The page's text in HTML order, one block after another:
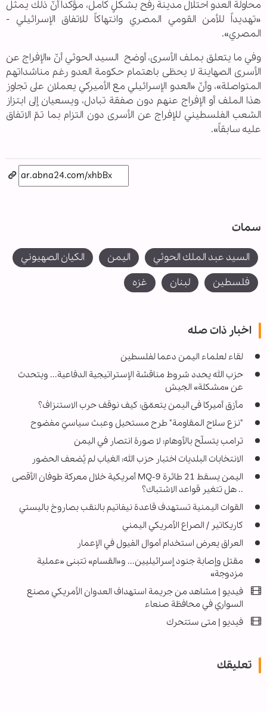
محاولة العدو احتلال مدينة رفح بشكلٍ كامل، مؤكداً أنّ ذلك يمثل
«تهديداً للأمن القومي المصري وانتهاكاً للاتفاق الإسرائيلي -
المصري».
وفي ما يتعلق بملف الأسرى، أوضح السيد الحوثي أنّ «الإفراج عن
الأسرى الصهاينة لا يحظى باهتمام حكومة العدو رغم مناشداتهم
المتواصلة»، وأنّ «العدو الإسرائيلي مع الأميركي يعملان على تجاوز
هذا الملف أو الإفراج عنهم دون صفقة تبادل، ويسعيان إلى ابتزاز
الشعب الفلسطيني للإفراج عن الأسرى دون التزام بما تمّ الاتفاق
عليه سابقاً».
سمات
السيد عبد الملك الحوثي اليمن
الكيان الصهيوني
فلسطين
لبنان غزه
اخبار ذات صله
لقاء لعلماء اليمن دعما لفلسطين
حزب الله يحدد شروط مناقشة الإستراتيجية الدفاعية... ويتحدث
عن «مشكلة» الجيش
مأزق أميركا فی الیمن يتعمّق: كيف نوقف حرب الاستنزاف؟
"نزع سلاح المقاومة" طرح مستحيل وعبث سياسيّ مفضوح
ترامب يتسلّح بالأوهام: لا صورة انتصار في اليمن
الانتخابات البلديات اختبار حزب الله: الغياب لم يُضعف الحضور
اليمن يسقط 21 طائرة MQ-9 أمريكية خلال معركة طوفان الأقصى
.. هل تتغير قواعد الاشتباك؟
القوات اليمنية تستهدف قاعدة نيفاتيم بالنقب بصاروخ باليستي
كاريكاتير / الصراع الأمريكي اليمني
العراق يعرض استخدام أموال الفيول في الإعمار
مقتل وإصابة جنود إسرائيليين... و«القسام» تتبنى «عملية
مزدوجة»
فيديو | مشاهد من جريمة استهداف العدوان الأمريكي مصنع
السواري في محافظة صنعاء
فیديو | متى ستتحرك
تعليقك